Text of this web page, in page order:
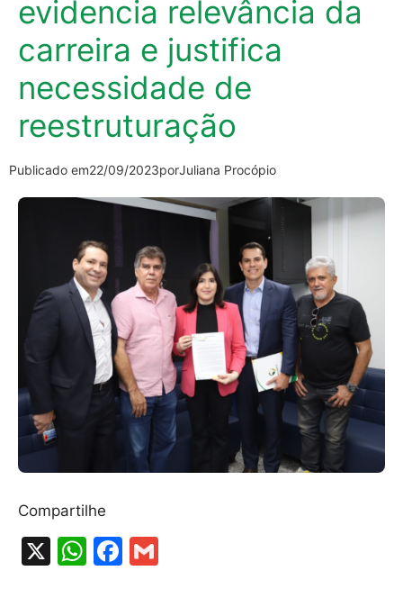
evidencia relevância da
carreira e justifica
necessidade de
reestruturação
Publicado em22/09/2023porJuliana Procópio
Compartilhe
X
W F